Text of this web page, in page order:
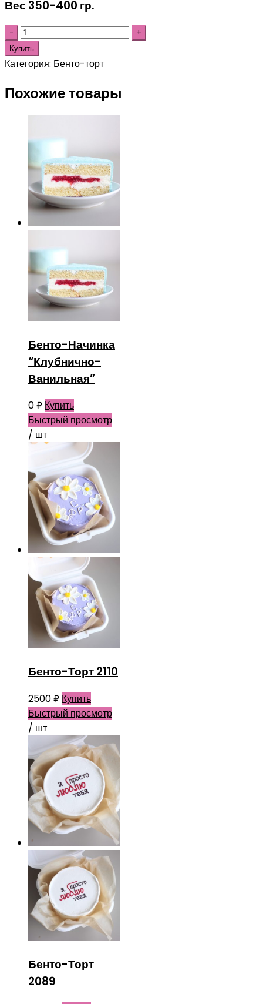
Вес 350-400 гр.
Купить
Категория: Бенто-торт
Похожие товары
Бенто-Начинка
“Клубнично-
Ванильная”
0₽ Купить
Быстрый просмотр
/ шт
Бенто-Торт 2110
2500₽ Купить
Быстрый просмотр
/ шт
Бенто-Торт
2089